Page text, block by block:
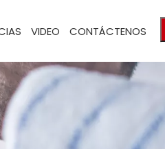
VIDEO CONTÁCTENOS